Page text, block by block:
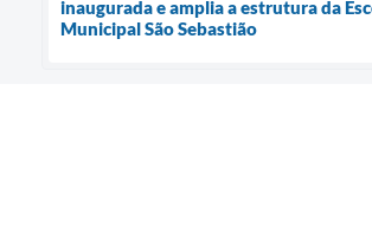
inaugurada e amplia a estrutura da
Municipal São Sebastião